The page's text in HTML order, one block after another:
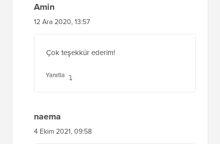
Amin
12 Ara 2020, 13:57
Çok teşekkür ederim!
Yanıtla
naema
4 Ekim 2021, 09:58